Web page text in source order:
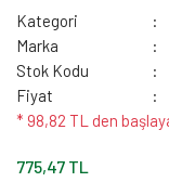
Kategori
Marka
Stok Kodu
Fiyat
* 98,82 TL den
775,47 TL